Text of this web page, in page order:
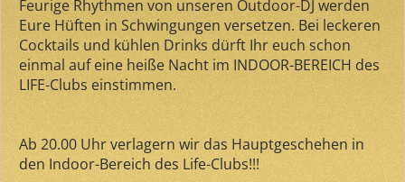
Feurige Rhythmen von unseren Outdoor-DJ werden
Eure Hüften in Schwingungen versetzen. Bei leckeren
Cocktails und kühlen Drinks dürft Ihr euch schon
einmal auf eine heiße Nacht im INDOOR-BEREICH des
LIFE-Clubs einstimmen.
Ab 20.00 Uhr verlagern wir das Hauptgeschehen in
den Indoor-Bereich des Life-Clubs!!!